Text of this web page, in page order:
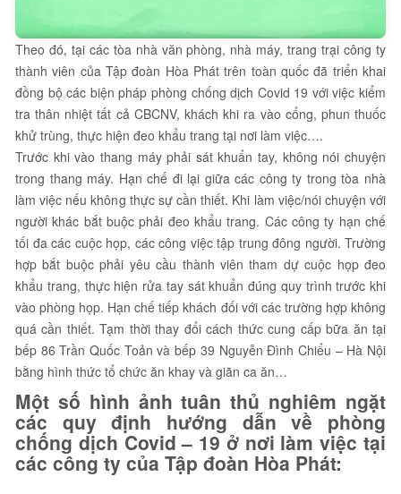
Theo đó, tại các tòa nhà văn phòng, nhà máy, trang trại công ty
thành viên của Tập đoàn Hòa Phát trên toàn quốc đã triển khai
đồng bộ các biện pháp phòng chống dịch Covid 19 với việc kiểm
tra thân nhiệt tất cả CBCNV, khách khi ra vào cổng, phun thuốc
khử trùng, thực hiện đeo khẩu trang tại nơi làm việc….
Trước khi vào thang máy phải sát khuẩn tay, không nói chuyện
trong thang máy. Hạn chế đi lại giữa các công ty trong tòa nhà
làm việc nếu không thực sự cần thiết. Khi làm việc/nói chuyện với
người khác bắt buộc phải đeo khẩu trang. Các công ty hạn chế
tối đa các cuộc họp, các công việc tập trung đông người. Trường
hợp bắt buộc phải yêu cầu thành viên tham dự cuộc họp đeo
khẩu trang, thực hiện rửa tay sát khuẩn đúng quy trình trước khi
vào phòng họp. Hạn chế tiếp khách đối với các trường hợp không
quá cần thiết. Tạm thời thay đổi cách thức cung cấp bữa ăn tại
bếp 86 Trần Quốc Toản và bếp 39 Nguyễn Đình Chiểu – Hà Nội
bằng hình thức tổ chức ăn khay và giãn ca ăn…
Một số hình ảnh tuân thủ nghiêm ngặt
các quy định hướng dẫn về phòng
chống dịch Covid – 19 ở nơi làm việc tại
các công ty của Tập đoàn Hòa Phát: